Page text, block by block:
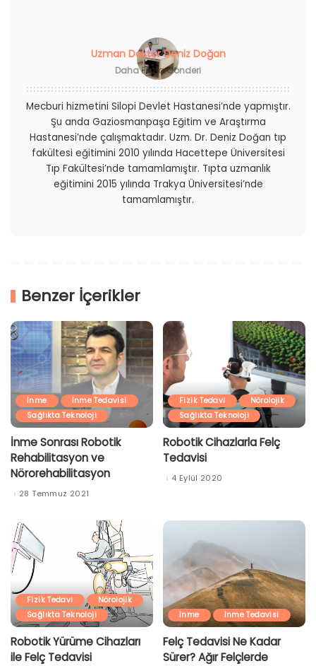
Uzman Doktor Deniz Doğan
Daha Fazla Gönderi
Mecburi hizmetini Silopi Devlet Hastanesi’nde yapmıştır.
Şu anda Gaziosmanpaşa Eğitim ve Araştırma
Hastanesi’nde çalışmaktadır. Uzm. Dr. Deniz Doğan tıp
fakültesi eğitimini 2010 yılında Hacettepe Üniversitesi
Tıp Fakültesi’nde tamamlamıştır. Tıpta uzmanlık
eğitimini 2015 yılında Trakya Üniversitesi’nde
tamamlamıştır.
Benzer İçerikler
İnme
İnme Tedavisi
Sağlıkta Teknoloji
İnme Sonrası Robotik
Rehabilitasyon ve
Nörorehabilitasyon
28 Temmuz 2021
Fizik Tedavi
Nörolojik
Sağlıkta Teknoloji
Robotik Cihazlarla Felç
Tedavisi
4 Eylül 2020
Fizik Tedavi
Nörolojik
Sağlıkta Teknoloji
Robotik Yürüme Cihazları
ile Felç Tedavisi
İnme İnme Tedavisi
Felç Tedavisi Ne Kadar
Sürer? Ağır Felçlerde